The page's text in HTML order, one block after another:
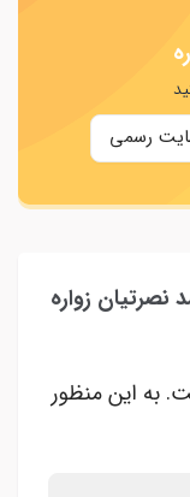
رسمی
نصرتیان زواره
به این منظور